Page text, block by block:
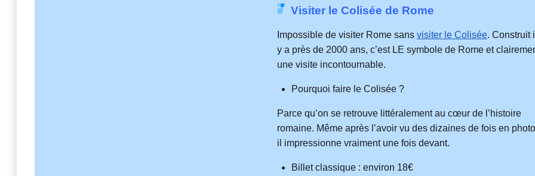
Visiter le Colisée de Rome
Impossible de visiter Rome sans visiter le Colisée. Construit il
y a près de 2000 ans, c’est LE symbole de Rome et
une visite incontournable.
Pourquoi faire le Colisée ?
Parce qu’on se retrouve littéralement au cœur de l’histoire
romaine. Même après l’avoir vu des dizaines de fois en
il impressionne vraiment une fois devant.
Billet classique : environ 18€